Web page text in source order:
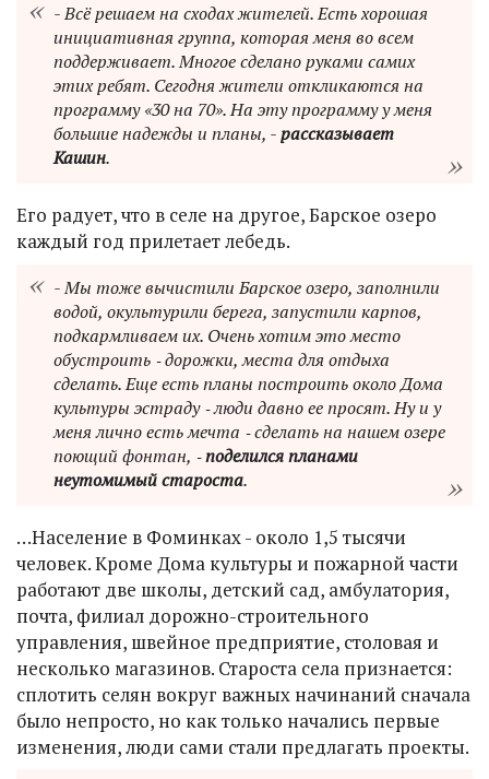
- Всё решаем на сходах жителей. Есть хорошая
инициативная группа, которая меня во всем
поддерживает. Многое сделано руками самих
этих ребят. Сегодня жители откликаются на
программу «30 на 70». На эту программу у меня
большие надежды и планы, -рассказывает
Кашин.
Его радует, что в селе на другое, Барское озеро
каждый год прилетает лебедь.
- Мы тоже вычистили Барское озеро, заполнили
водой, окультурили берега, запустили карпов,
подкармливаем их. Очень хотим это место
обустроить ‑ дорожки, места для отдыха
сделать. Еще есть планы построить около Дома
культуры эстраду ‑ люди давно ее просят. Ну и у
меня лично есть мечта ‑ сделать на нашем озере
поющий фонтан, ‑поделился планами
неутомимый староста.
…Население в Фоминках - около 1,5 тысячи
человек. Кроме Дома культуры и пожарной части
работают две школы, детский сад, амбулатория,
почта, филиал дорожно-строительного
управления, швейное предприятие, столовая и
несколько магазинов. Староста села признается:
сплотить селян вокруг важных начинаний сначала
было непросто, но как только начались первые
изменения, люди сами стали предлагать проекты.